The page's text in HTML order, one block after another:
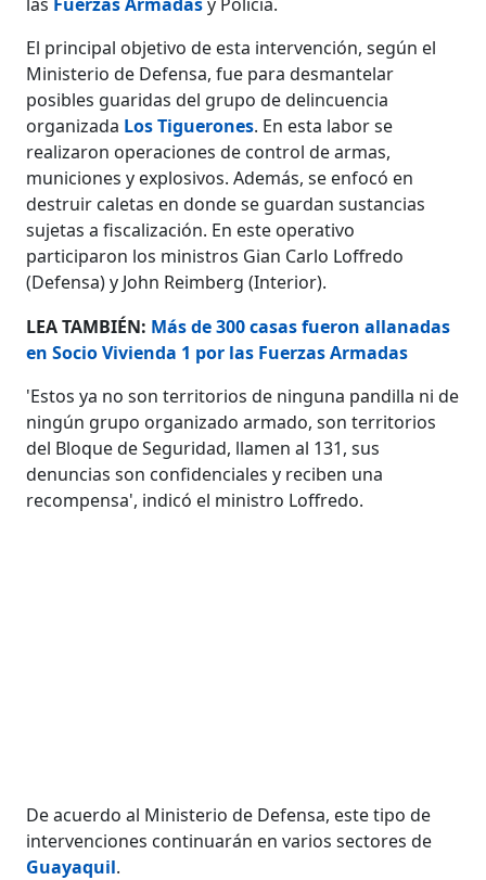
El principal objetivo de esta intervención, según el
Ministerio de Defensa, fue para desmantelar
posibles guaridas del grupo de delincuencia
organizada Los Tiguerones. En esta labor se
realizaron operaciones de control de armas,
municiones y explosivos. Además, se enfocó en
destruir caletas en donde se guardan sustancias
sujetas a fiscalización. En este operativo
participaron los ministros Gian Carlo Loffredo
(Defensa) y John Reimberg (Interior).
LEA TAMBIÉN: Más de 300 casas fueron allanadas
en Socio Vivienda 1 por las Fuerzas Armadas
'Estos ya no son territorios de ninguna pandilla ni de
ningún grupo organizado armado, son territorios
del Bloque de Seguridad, llamen al 131, sus
denuncias son confidenciales y reciben una
recompensa', indicó el ministro Loffredo.
De acuerdo al Ministerio de Defensa, este tipo de
intervenciones continuarán en varios sectores de
Guayaquil.